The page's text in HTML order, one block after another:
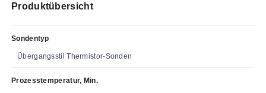
Produktübersicht
Sondentyp
Übergangsstil Thermistor-Sonden
Prozesstemperatur, Min.